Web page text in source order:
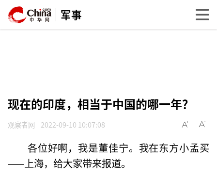
军事
现在的印度，相当于中国的哪一年？
观察者网 2022-09-10 10:07:08
各位好啊，我是董佳宁。我在东方小孟买
——上海，给大家带来报道。